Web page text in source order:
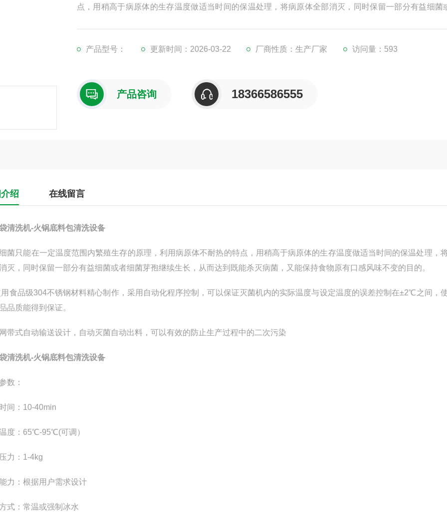
点，用稍高于病原体的生存温度做适当时间的保温处理，将病原体全部消灭，同时保留一部分有益细菌
产品型号： 更新时间：2026-03-22 厂商性质：生产厂家 访问量：593
产品咨询 18366586555
绍 在线留言
清洗机-火锅底料包清洗设备
菌只能在一定温度范围内繁殖生存的原理，利用病原体不耐热的特点，用稍高于病原体的生存温度做适当时间的保温处理，
灭，同时保留一部分有益细菌或者细菌芽孢继续生长，从而达到既能杀灭病菌，又能保持食物原有口感风味不变的目的。
品级304不锈钢材料精心制作，采用自动化程序控制，可以保证灭菌机内的实际温度与设定温度的误差控制在±2℃之间，
品质能得到保证。
带式自动输送设计，自动灭菌自动出料，可以有效的防止生产过程中的二次污染
清洗机-火锅底料包清洗设备
数：
间： 10-40min
度： 65℃-95℃(可调）
力： 1-4kg
力：根据用户需求设计
式：常温或强制冰水